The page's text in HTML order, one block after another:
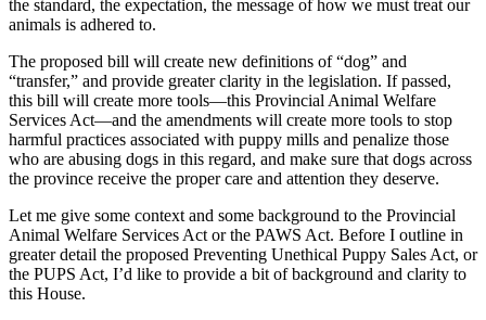
the standard, the expectation, the message of how we must treat our
animals is adhered to.
The proposed bill will create new definitions of “dog” and
“transfer,” and provide greater clarity in the legislation. If passed,
this bill will create more tools—this Provincial Animal Welfare
Services Act—and the amendments will create more tools to stop
harmful practices associated with puppy mills and penalize those
who are abusing dogs in this regard, and make sure that dogs across
the province receive the proper care and attention they deserve.
Let me give some context and some background to the Provincial
Animal Welfare Services Act or the PAWS Act. Before I outline in
greater detail the proposed Preventing Unethical Puppy Sales Act, or
the PUPS Act, I’d like to provide a bit of background and clarity to
this House.